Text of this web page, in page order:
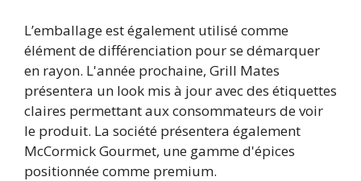
L’emballage est également utilisé comme
élément de différenciation pour se démarquer
en rayon. L'année prochaine, Grill Mates
présentera un look mis à jour avec des étiquettes
claires permettant aux consommateurs de voir
le produit. La société présentera également
McCormick Gourmet, une gamme d'épices
positionnée comme premium.